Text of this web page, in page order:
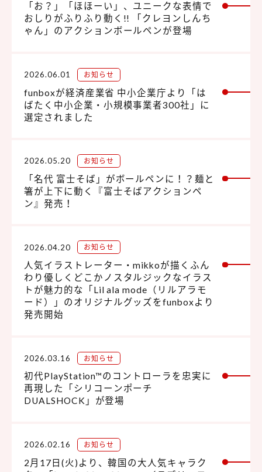
「お？」「ほほーい」、ユニークな表情で
おしりがふりふり動く!! 「クレヨンしんち
ゃん」のアクションボールペンが登場
2026.06.01 お知らせ
funboxが経済産業省 中小企業庁より「は
ばたく中小企業・小規模事業者300社」に
選定されました
2026.05.20 お知らせ
「名代 富士そば」がボールペンに！？麺と
箸が上下に動く『富士そばアクションペ
ン』発売！
2026.04.20 お知らせ
人気イラストレーター・mikkoが描くふん
わり優しくどこかノスタルジックなイラス
トが魅力的な「Lil ala mode（リルアラモ
ード）」のオリジナルグッズをfunboxより
発売開始
2026.03.16 お知らせ
初代PlayStation™のコントローラを忠実に
再現した「シリコーンポーチ
DUALSHOCK」が登場
2026.02.16 お知らせ
2月17日(火)より、韓国の大人気キャラク